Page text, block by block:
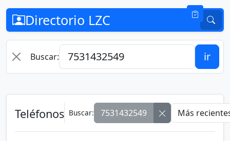
Directorio LZC
Buscar: ir
Teléfonos Buscar: 7531432549